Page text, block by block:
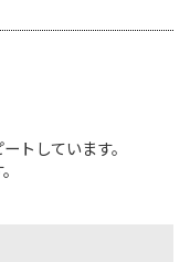
トしています。